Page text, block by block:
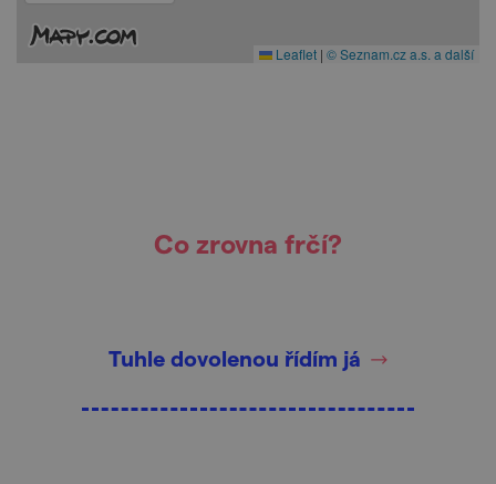
Leaflet | © Seznam.cz a.s. a další
Co zrovna frčí?
Tuhle dovolenou řídím já